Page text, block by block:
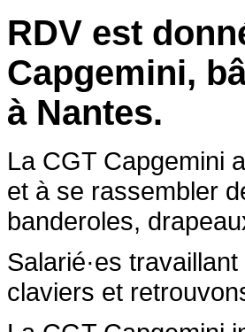
RDV est
Capgemini,
à Nantes.
La CGT Capgemini
et à se rassembler
banderoles,
Salarié·es
claviers et